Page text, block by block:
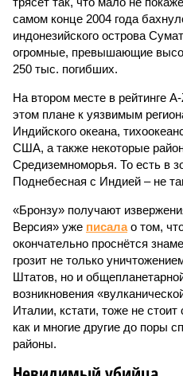
самом конце 2004 года
индонезийского острова
огромные, превышающие
250 тыс. погибших.
На втором месте в рейтинге
этом плане к уязвимым
Индийского океана,
США, а также некоторые
Средиземноморья. То есть в
Поднебесная с Индией – не
«Бронзу» получают
Версия» уже писалао том,
окончательно проснётся
грозит не только
Штатов, но и
возникновения
Италии, кстати, тоже не
как и многие другие до поры
районы.